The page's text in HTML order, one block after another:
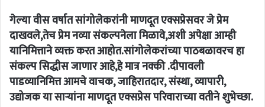
गेल्या वीस वर्षात सांगोलेकरांनी माणदूत एक्सप्रेसवर जे प्रेम
दाखवले,तेच प्रेम नव्या संकल्पनेला मिळावे,अशी अपेक्षा आम्ही
यानिमित्ताने व्यक्त करत आहोत.सांगोलेकरांच्या पाठबळावरच हा
संकल्प सिद्धीस जाणार आहे,हे मात्र नक्की .दीपावली
पाडव्यानिमित्त आमचे वाचक, जाहिरातदार, संस्था, व्यापारी,
उद्योजक या सार्‍यांना माणदूत एक्सप्रेस परिवाराच्या वतीने शुभेच्छा.